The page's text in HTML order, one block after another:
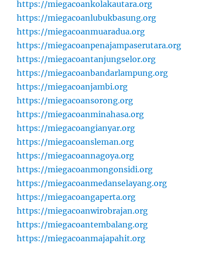
https://miegacoankolakautara.org
https://miegacoanlubukbasung.org
https://miegacoanmuaradua.org
https://miegacoanpenajampaserutara.org
https://miegacoantanjungselor.org
https://miegacoanbandarlampung.org
https://miegacoanjambi.org
https://miegacoansorong.org
https://miegacoanminahasa.org
https://miegacoangianyar.org
https://miegacoansleman.org
https://miegacoannagoya.org
https://miegacoanmongonsidi.org
https://miegacoanmedanselayang.org
https://miegacoangaperta.org
https://miegacoanwirobrajan.org
https://miegacoantembalang.org
https://miegacoanmajapahit.org